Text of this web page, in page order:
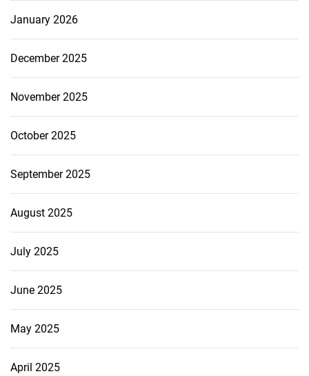
January 2026
December 2025
November 2025
October 2025
September 2025
August 2025
July 2025
June 2025
May 2025
April 2025